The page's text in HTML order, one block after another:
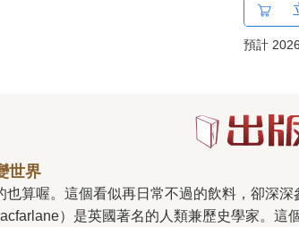
預計
世界
）是英國著名的人類兼歷史學家。